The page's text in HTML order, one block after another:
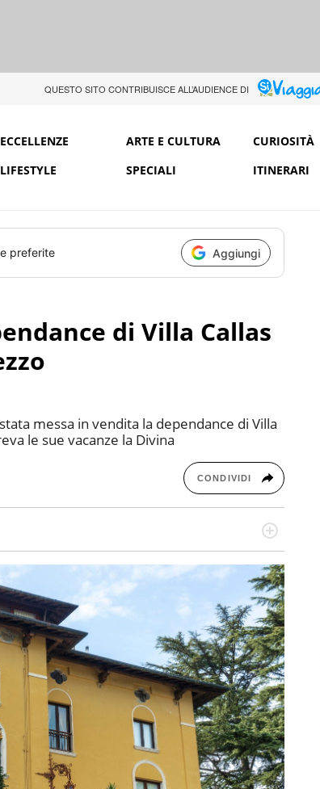
QUESTO SITO CONTRIBUISCE ALL’AUDIENCE DI
ECCELLENZE ARTE E CULTURA CURIOSITÀ
LIFESTYLE
SPECIALI ITINERARI
preferite Aggiungi
di Villa Callas
messa in vendita la dependance di Villa
le sue vacanze la Divina
CONDIVIDI
dieci anni si occupa di informazione sul web,
motori, spettacolo e videogame.